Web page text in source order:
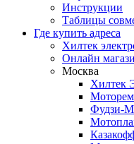
Инструкции
Таблицы
Где купить адреса
Хилтек
Онлайн
Москва
Хилтек
Фудзи-